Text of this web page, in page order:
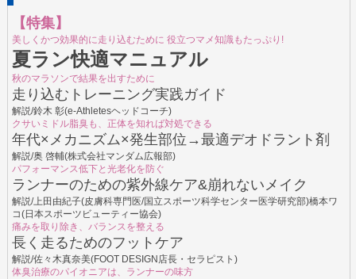
【特集】
美しくかつ効果的に走り込むために 役立つマメ知識もたっぷり!
夏ラン快適マニュアル
秋のマラソンで結果を出すために
走り込むトレーニング実践ガイド
解説/鈴木 彰(e-Athletesヘッドコーチ)
クサいミドル脂臭も、正体を知れば対処できる
年代×メカニズム×発生部位→最適デオドラント剤
解説/奥 啓輔(株式会社マンダム広報部)
パフォーマンス低下と光老化を防ぐ
ランナーのための紫外線ケア&崩れないメイク
解説/上田由紀子(皮膚科専門医/国立スポーツ科学センター医学研究部)橋本ワ
コ(日本スポーツビューティー協会)
痛みを取り除き、バランスを整える
長く走るためのフットケア
解説/佐々木真奈美(FOOT DESIGN店長・セラピスト)
体臭治療のパイオニアは、ランナーの味方